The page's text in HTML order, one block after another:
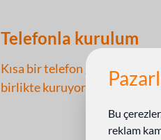
Telefonla kurulum
Kısa bir telefon görüşmesinde
birlikte kuruyoruz.
Bu
reklam